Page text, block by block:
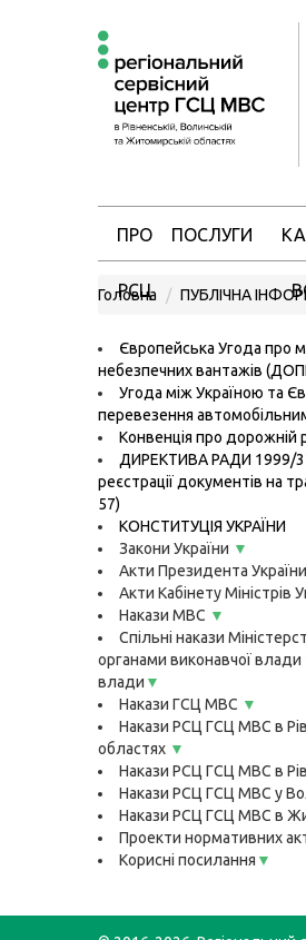
ПРО
РСЦ
ПОСЛУГИ
Головна ПУБЛІЧНА
Європейська Угода про
небезпечних вантажів
Угода між Україною та
перевезення
Конвенція про дорожній
ДИРЕКТИВА РАДИ 1999/
реєстрації документів на
57)
КОНСТИТУЦІЯ УКРАЇНИ
Закони України ▼
Акти Президента
Акти Кабінету Міністрів
Накази МВС ▼
Спільні накази
органами виконавчої влади
влади ▼
Накази ГСЦ МВС ▼
Накази РСЦ ГСЦ МВС в
областях ▼
Накази РСЦ ГСЦ МВС в
Накази РСЦ ГСЦ МВС у
Накази РСЦ ГСЦ МВС в
Проекти нормативних
Корисні посилання ▼